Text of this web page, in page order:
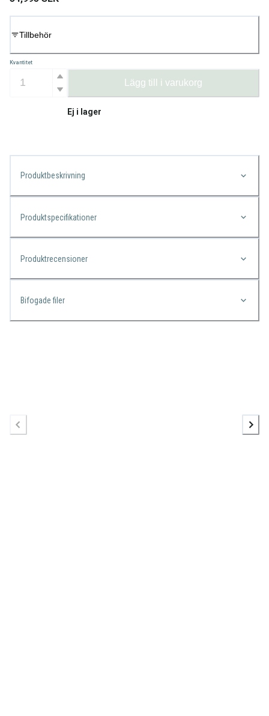
Tillbehör
Kvantitet
Lägg till i varukorg
Ej i lager
Produktbeskrivning
Produktspecifikationer
Produktrecensioner
Bifogade filer